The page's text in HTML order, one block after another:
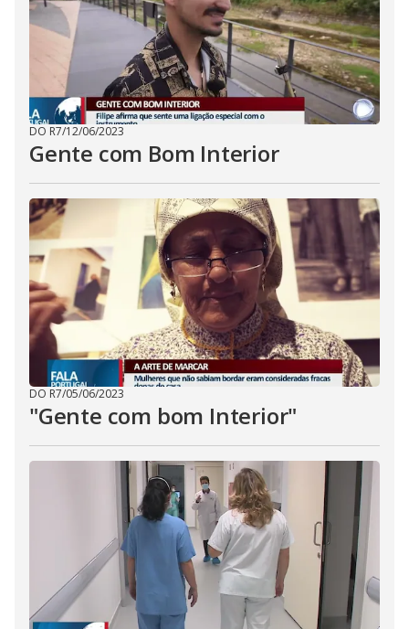
DO R7/12/06/2023
Gente com Bom Interior
DO R7/05/06/2023
"Gente com bom Interior"